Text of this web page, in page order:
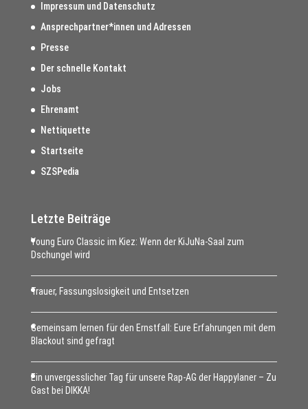
Impressum und Datenschutz
Ansprechpartner*innen und Adressen
Presse
Der schnelle Kontakt
Jobs
Ehrenamt
Nettiquette
Startseite
SZSPedia
Letzte Beiträge
Young Euro Classic im Kiez: Wenn der KiJuNa-Saal zum
Dschungel wird
Trauer, Fassungslosigkeit und Entsetzen
Gemeinsam lernen für den Ernstfall: Eure Erfahrungen mit dem
Blackout sind gefragt
Ein unvergesslicher Tag für unsere Rap-AG der Happylaner – Zu
Gast bei DIKKA!